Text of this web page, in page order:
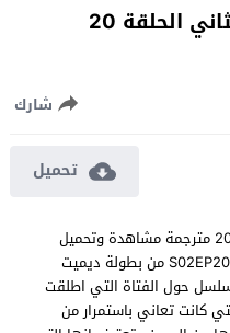
الحلقة 20
شارك
تحميل
مسلسل الفناء الموسم الثاني الحلقة 20 مترجمة مشاهدة وتحميل
مسلسل “الفناء” Avlu حلقة 20 كاملة S02EP20 من بطولة ديميت
حول الفتاة التي اطلقت
كانت تعاني باستمرار من